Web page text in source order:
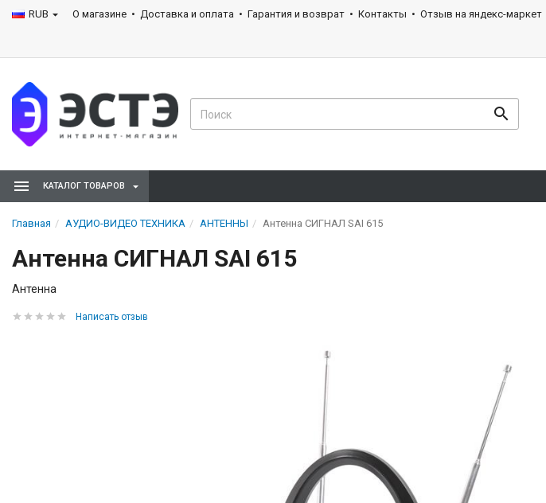
RUB О магазине Доставка и оплата Гарантия и возврат Контакты Отзыв на яндекс-маркет
КАТАЛОГ ТОВАРОВ
Главная АУДИО-ВИДЕО ТЕХНИКА АНТЕННЫ Антенна СИГНАЛ SAI 615
Антенна СИГНАЛ SAI 615
Антенна
Написать отзыв